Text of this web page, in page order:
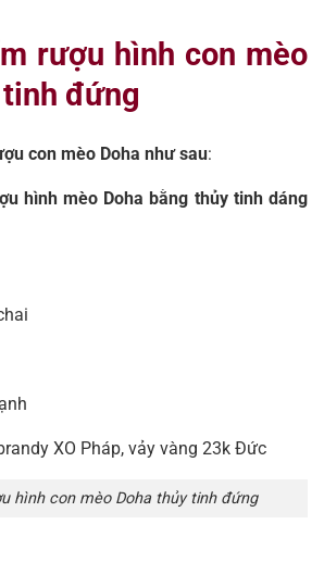
rượu hình con mèo
đứng
con mèo Doha như sau:
hình mèo Doha bằng thủy tinh dáng
XO Pháp, vảy vàng 23k Đức
hình con mèo Doha thủy tinh đứng